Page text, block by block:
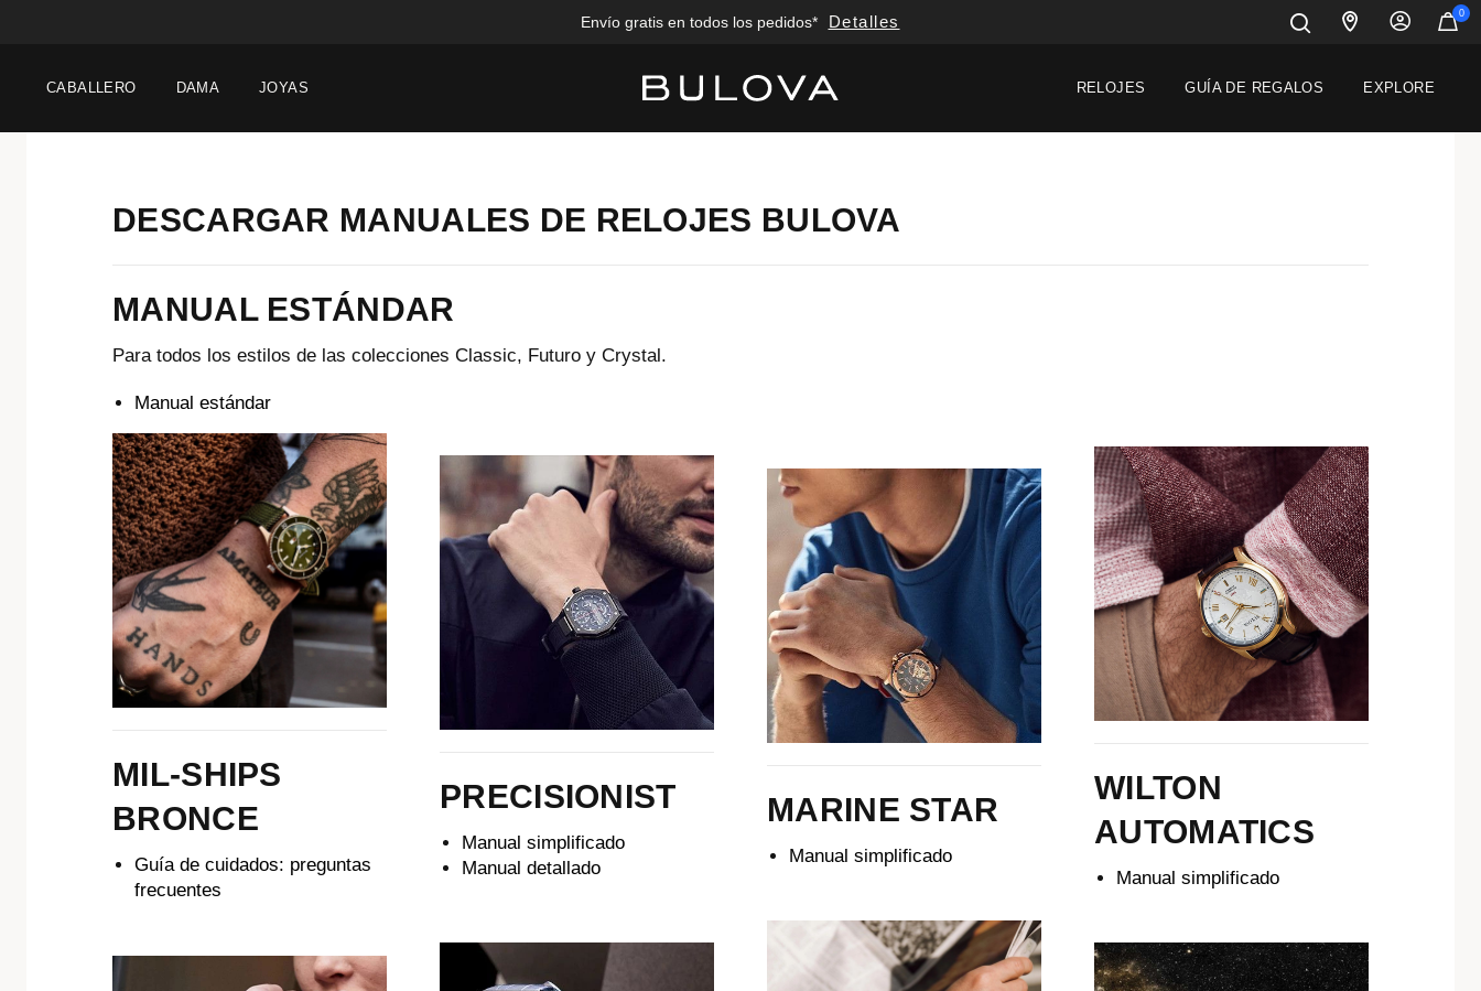
Envío gratis en todos los pedidos* Detalles
CABALLERO DAMA JOYAS RELOJES GUÍA DE REGALOS EXPLORE
0
DESCARGAR MANUALES DE RELOJES BULOVA
MANUAL ESTÁNDAR
Para todos los estilos de las colecciones Classic, Futuro y Crystal.
Manual estándar
MIL-SHIPS
BRONCE
Guía de cuidados: preguntas
frecuentes
PRECISIONIST
Manual simplificado
Manual detallado
MARINE STAR
Manual simplificado
WILTON
AUTOMATICS
Manual simplificado
Added to Manage Wishlist